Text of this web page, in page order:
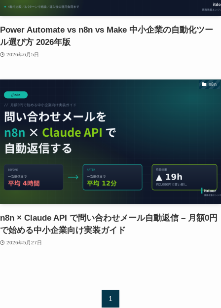
Power Automate vs n8n vs Make 中小企業の自動化ツー
ル選び方 2026年版
2026年6月5日
n8n
n8n × Claude API で問い合わせメール自動返信 – 月額0円
で始める中小企業向け実装ガイド
2026年5月27日
1